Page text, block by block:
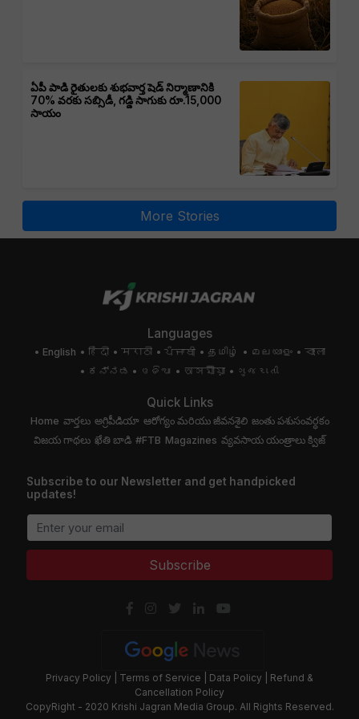
ఏపీ పాడి రైతులకు శుభవార్త షెడ్ నిర్మాణానికి
70% వరకు సబ్సిడీ, గడ్డి సాగుకు రూ.15,000
సాయం
More Stories
Languages
English हिंदी मराठी ਪੰਜਾਬੀ தமிழ் മലയാളം
বাংলা
ಕನ್ನಡ
ଓଡିଆ অসমীয়া ગુજરાતી
Quick Links
Home వార్తలు అగ్రిపీడియా ఆరోగ్యం మరియు జీవనశైలి జంతు పశుసంవర్ధకం
విజయ గాథలు ఖేతి బాడి #FTB Magazines వ్యవసాయ యంత్రాలు క్విజ్
Subscribe to our Newsletter and get handpicked
updates!
Subscribe
Privacy Policy Terms of Service Data Policy
Refund &
Cancellation Policy
CopyRight - 2020 Krishi Jagran Media Group. All Rights Reserved.